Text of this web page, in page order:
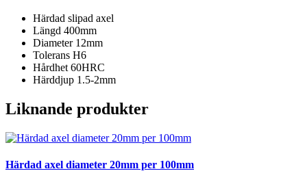
Härdad slipad axel
Längd 400mm
Diameter 12mm
Tolerans H6
Hårdhet 60HRC
Härddjup 1.5-2mm
Liknande produkter
Härdad axel diameter 20mm per 100mm